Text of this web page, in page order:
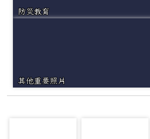
防災教育
其他重要照片